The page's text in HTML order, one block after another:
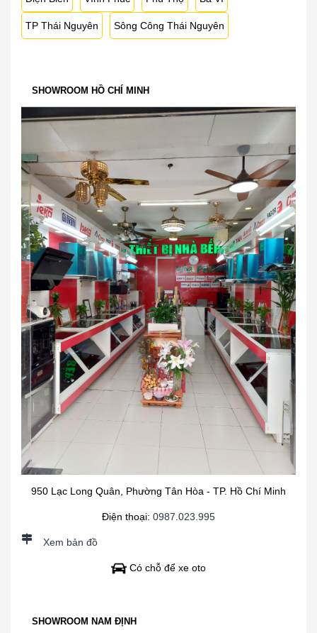
TP Thái Nguyên Sông Công Thái Nguyên
SHOWROOM HỒ CHÍ MINH
950 Lạc Long Quân, Phường Tân Hòa - TP. Hồ Chí Minh
Điện thoại: 0987.023.995
Xem bản đồ
Có chỗ để xe oto
SHOWROOM NAM ĐỊNH